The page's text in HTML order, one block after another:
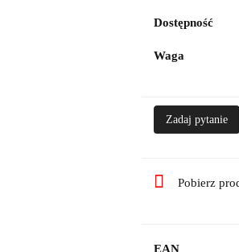
Dostępność
Waga
Zadaj pytanie
Pobierz
EAN